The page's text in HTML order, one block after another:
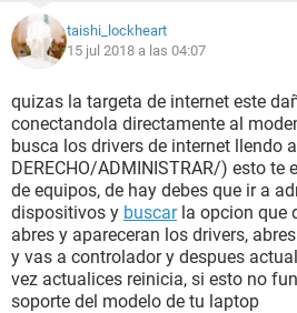
taishi_lockheart
15 jul 2018 a las 04:07
quizas la targeta de internet este
conectandola directamente al
busca los drivers de internet llendo a
DERECHO/ADMINISTRAR/) esto
de equipos, de hay debes que ir a
dispositivos y buscarla opcion que
abres y apareceran los drivers,
y vas a controlador y despues
vez actualices reinicia, si esto no
soporte del modelo de tu laptop